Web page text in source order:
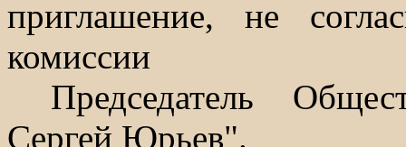
приглашение, не
комиссии
Председатель
Сергей Юрьев".